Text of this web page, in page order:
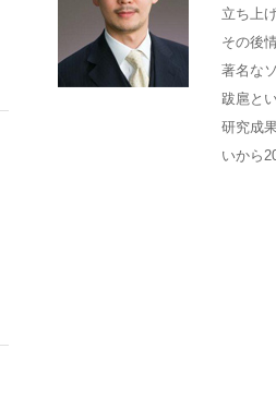
立ち上
その後
著名な
跋扈と
研究成
いから